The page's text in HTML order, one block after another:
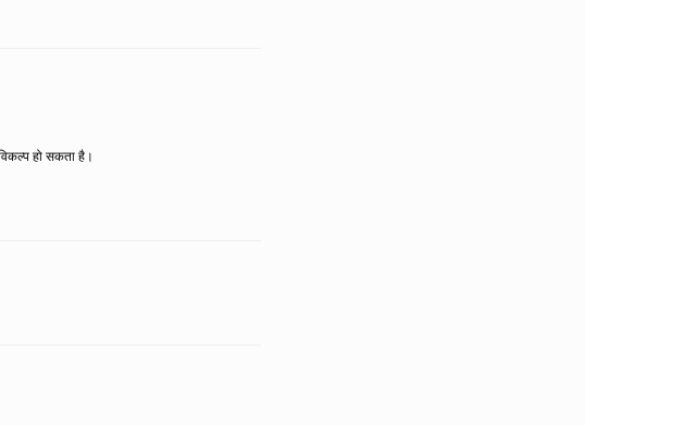
हो सकता है।